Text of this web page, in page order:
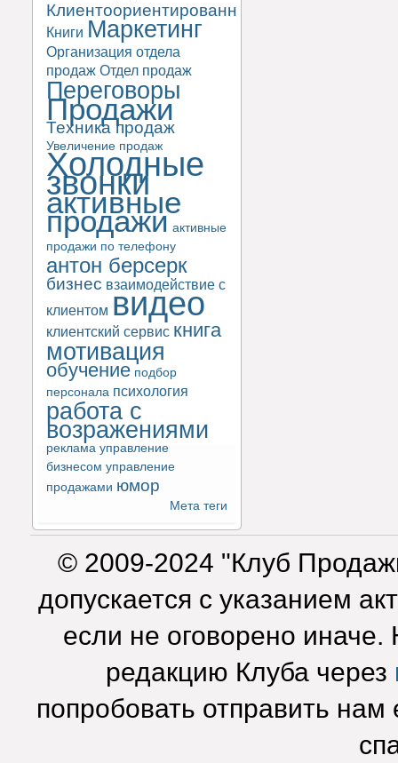
Клиентоориентированность
Книги Маркетинг
Организация отдела
продаж Отдел продаж
Переговоры
Продажи
Техника продаж
Увеличение продаж
Холодные
звонки
активные
продажи активные
продажи по телефону
антон берсерк
бизнес взаимодействие с
клиентом видео
клиентский сервис книга
мотивация
обучение подбор
персонала психология
работа с
возражениями
реклама управление
бизнесом управление
продажами юмор
Мета теги
© 2009-2024 "Клуб
допускается с указанием
если не оговорено
редакцию Клуба через
попробовать отправить нам